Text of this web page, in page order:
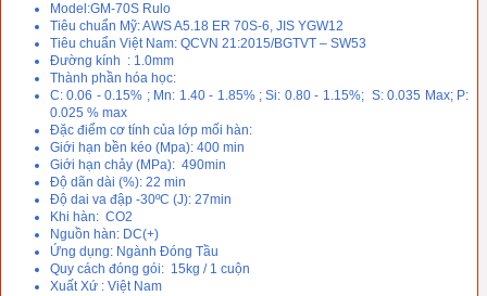
Model:GM-70S Rulo
Tiêu chuẩn Mỹ: AWS A5.18 ER 70S-6, JIS YGW12
Tiêu chuẩn Việt Nam: QCVN 21:2015/BGTVT – SW53
Đường kính : 1.0mm
Thành phần hóa học:
C: 0.06 - 0.15% ; Mn: 1.40 - 1.85% ; Si: 0.80 - 1.15%; S: 0.035 Max; P:
0.025 % max
Đặc điểm cơ tính của lớp mối hàn:
Giới hạn bền kéo (Mpa): 400 min
Giới hạn chảy (MPa): 490min
Độ dãn dài (%): 22 min
Độ dai va đập -30ºC (J): 27min
Khi hàn: CO2
Nguồn hàn: DC(+)
Ứng dụng: Ngành Đóng Tầu
Quy cách đóng gói: 15kg / 1 cuộn
Xuất Xứ : Việt Nam